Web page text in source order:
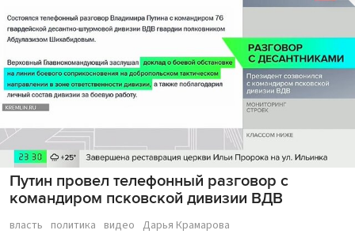
Путин провел телефонный разговор с
командиром псковской дивизии ВДВ
власть политика видео Дарья Крамарова